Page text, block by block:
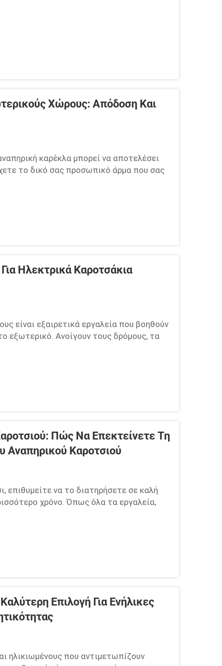
Χώρους: Απόδοση Και
καρέκλα μπορεί να αποτελέσει
το δικό σας προσωπικό άρμα που σας
Μιλάμε για κάτι που σας επιστρέφει
να επισκέπτεστε φίλους ή να
Ηλεκτρικά Καροτσάκια
είναι εξαιρετικά εργαλεία που βοηθούν
εξωτερικό. Ανοίγουν τους δρόμους, τα
Ωστόσο, όπως κάθε μηχάνημα που
ορισμένα προβλήματα. Η
Πώς Να Επεκτείνετε Τη
Αναπηρικού Καροτσιού
επιθυμείτε να το διατηρήσετε σε καλή
χρόνο. Όπως όλα τα εργαλεία,
προσοχή για να λειτουργούν σωστά.
διατηρήσετε το αναπηρικό καρότσι
Επιλογή Για Ενήλικες
ηλικιωμένους που αντιμετωπίζουν